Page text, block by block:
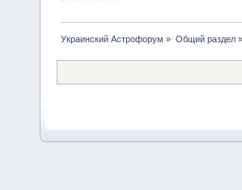
Украинский Астрофорум » Общий раздел»